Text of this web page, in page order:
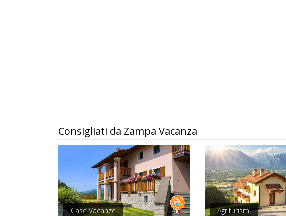
Consigliati da Zampa Vacanza
Case Vacanze Agriturismi